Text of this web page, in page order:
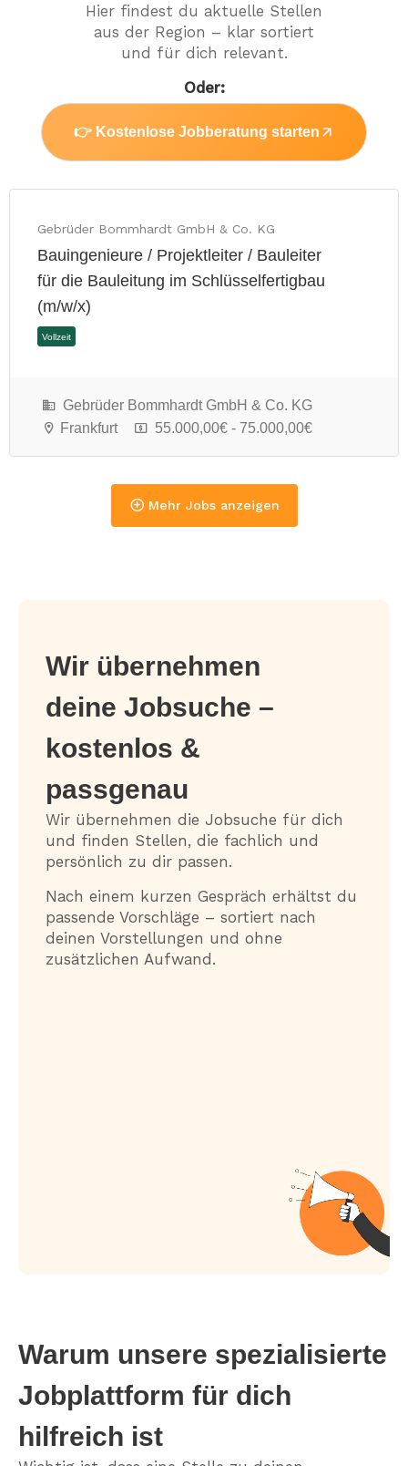
Hier findest du aktuelle Stellen
aus der Region – klar sortiert
und für dich relevant.
Oder:
👉 Kostenlose Jobberatung starten
Gebrüder Bommhardt GmbH & Co. KG
Bauingenieure / Projektleiter / Bauleiter
für die Bauleitung im Schlüsselfertigbau
(m/w/x)
Gebrüder Bommhardt GmbH & Co. KG
Frankfurt
55.000,00€ - 75.000,00€
Mehr Jobs anzeigen
Wir übernehmen
deine Jobsuche –
kostenlos &
passgenau
Wir übernehmen die Jobsuche für dich
und finden Stellen, die fachlich und
persönlich zu dir passen.
Nach einem kurzen Gespräch erhältst du
passende Vorschläge – sortiert nach
deinen Vorstellungen und ohne
zusätzlichen Aufwand.
Warum unsere spezialisierte
Jobplattform für dich
hilfreich ist